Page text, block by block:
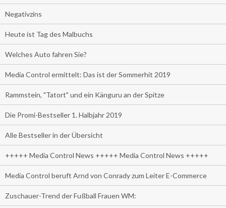
Negativzins
Heute ist Tag des Malbuchs
Welches Auto fahren Sie?
Media Control ermittelt: Das ist der Sommerhit 2019
Rammstein, "Tatort" und ein Känguru an der Spitze
Die Promi-Bestseller 1. Halbjahr 2019
Alle Bestseller in der Übersicht
+++++ Media Control News +++++ Media Control News +++++
Media Control beruft Arnd von Conrady zum Leiter E-Commerce
Zuschauer-Trend der Fußball Frauen WM: